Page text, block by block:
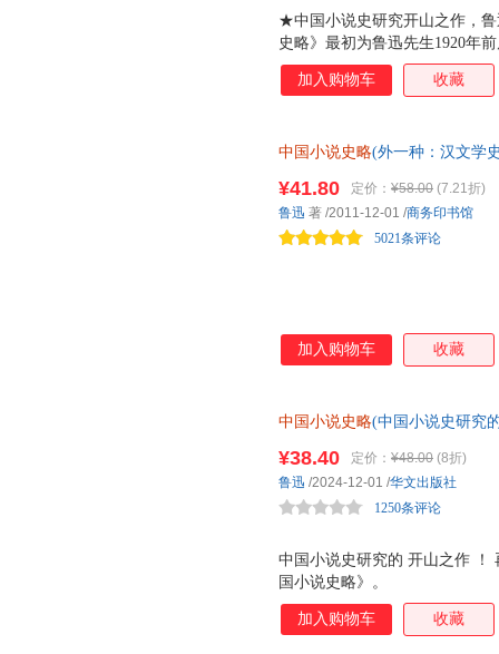
光明日报出版社
江苏文
上海文化出版社
福建美
中国社会科学出版社
人民音
四川教育出版社
南京师范大学出版社
江苏人
北京燕山出版社
★中国小说史研究开山之作，
史略》最初为鲁迅先生1920年
以油印本形式面世，而后多次
构，由北新书局出版，后续又
原民国经典风貌，追摹先生学
风貌，函套设计致敬鲁迅著作
（1933年版）经典封面设计及
教授作序诚挚推荐。 "1936年北
加入购物车 收藏
中国小说史略(外一种：汉文学
¥41.80 定价： ¥58.00 (7.21折)
5021条评论
鲁迅 著 /2011-12-01 /商务印书馆
加入购物车 收藏
中国小说史略(中国小说史研究
中国小说史研究的 开山之作 ！
国小说史略》。
¥38.40 定价： ¥48.00 (8折)
1250条评论
鲁迅 /2024-12-01 /华文出版社
加入购物车 收藏